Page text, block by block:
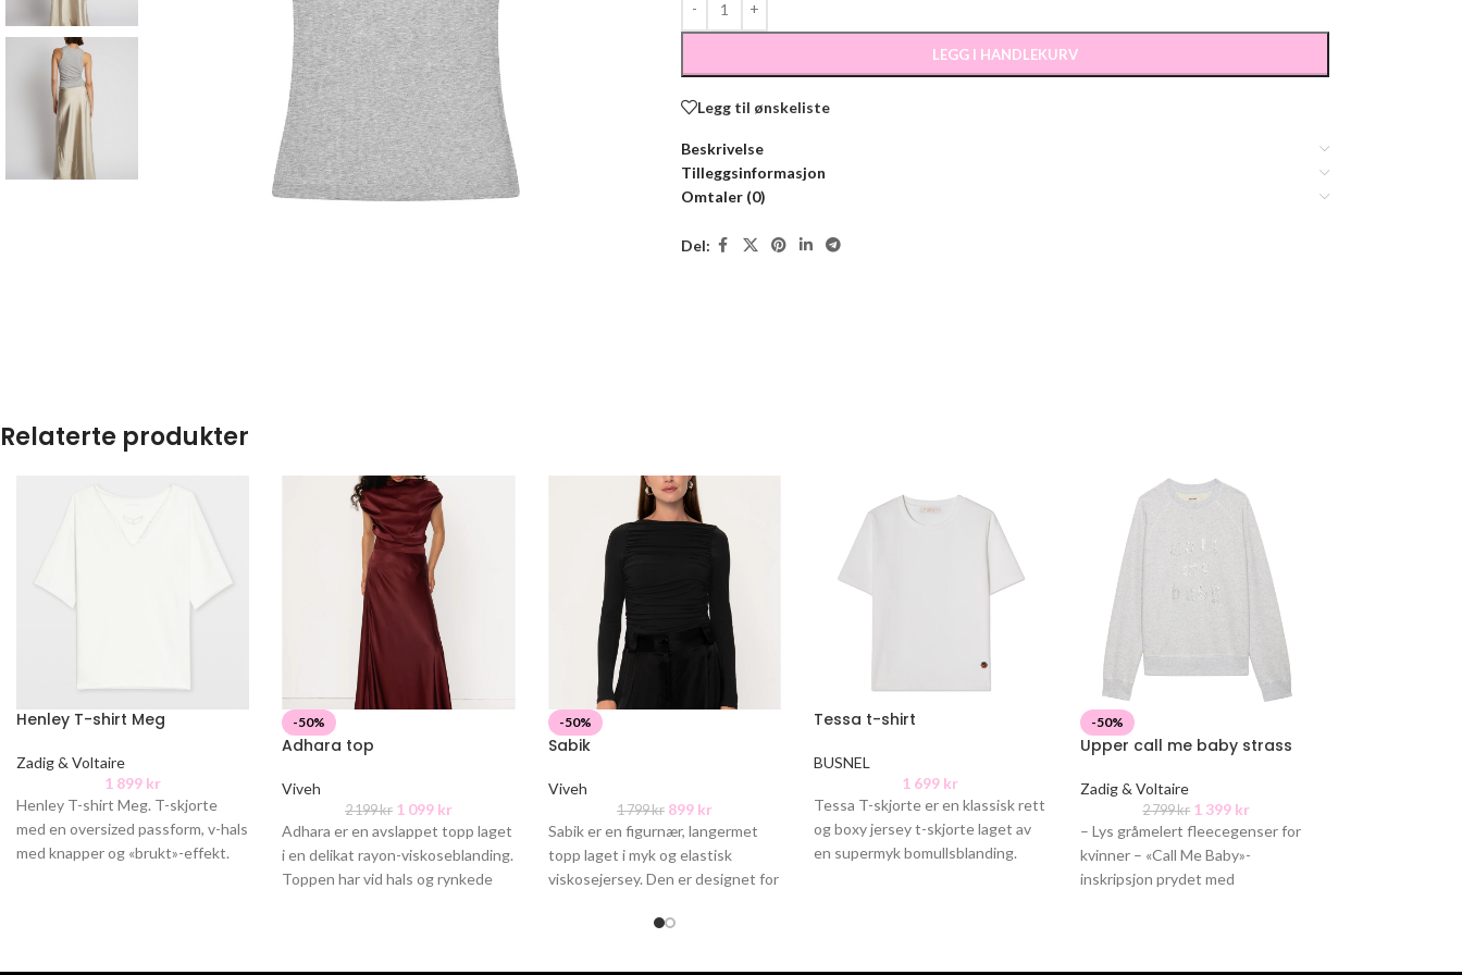
LEGG I HANDLEKURV
Legg til ønskeliste
Beskrivelse
Tilleggsinformasjon
Omtaler (0)
Del:
Relaterte produkter
Henley T-shirt Meg
Zadig & Voltaire
1 899 kr
Henley T-shirt Meg. T-skjorte
med en oversized passform, v-hals
med knapper og «brukt»-effekt.
-50%
Adhara top
Viveh
2 199kr 1 099 kr
Adhara er en avslappet topp laget
i en delikat rayon-viskoseblanding.
Toppen har vid hals og rynkede
-50%
Sabik
Viveh
1 799kr 899 kr
Sabik er en figurnær, langermet
topp laget i myk og elastisk
viskosejersey. Den er designet for
Tessa t-shirt
BUSNEL
1 699 kr
Tessa T-skjorte er en klassisk rett
og boxy jersey t-skjorte laget av
en supermyk bomullsblanding.
-50%
Upper call me baby strass
Zadig & Voltaire
2 799kr 1 399 kr
– Lys gråmelert fleecegenser for
kvinner – «Call Me Baby»-
inskripsjon prydet med